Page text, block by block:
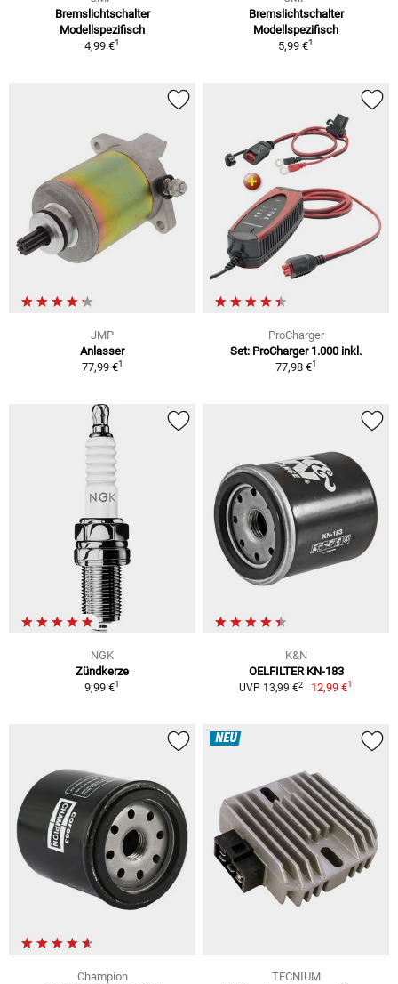
Bremslichtschalter
Modellspezifisch
4,99 €1
Bremslichtschalter
Modellspezifisch
5,99 €1
JMP
Anlasser
77,99 €1
ProCharger
Set: ProCharger 1.000 inkl.
77,98 €1
NGK
Zündkerze
9,99 €1
K&N
OELFILTER KN-183
UVP 13,99 €2 12,99 €1
Champion
NEU
TECNIUM